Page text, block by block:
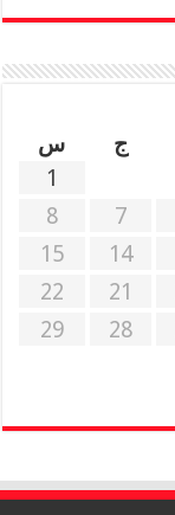
ج
س
1
7
8
14
15
21
22
28
29